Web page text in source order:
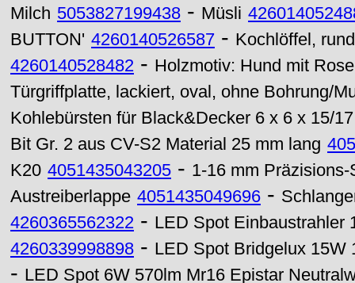
Milch 5053827199438 - Müsli
BUTTON' 4260140526587 - Kochlöffel,
4260140528482 - Holzmotiv: Hund mit
Türgriffplatte, lackiert, oval, ohne Bohrung/
Kohlebürsten für Black&Decker 6 x 6 x 15/
Bit Gr. 2 aus CV-S2 Material 25 mm lang
K20 4051435043205 - 1-16 mm
Austreiberlappe 4051435049696 -
4260365562322 - LED Spot Einbaustrahler
4260339998898 - LED Spot Bridgelux 15W
- LED Spot 6W 570lm Mr16 Epistar